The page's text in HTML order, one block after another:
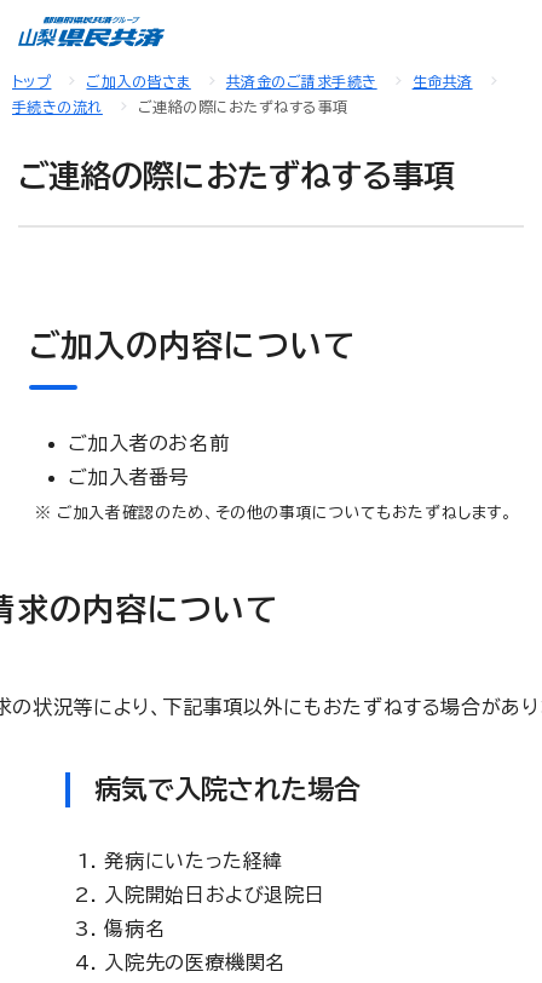
トップ ご加入の皆さま 共済金のご請求手続き
生命共済
手続きの流れ
ご連絡の際におたずねする事項
ご連絡の際におたずねする事項
ご加入の内容について
ご加入者のお名前
ご加入者番号
※ ご加入者確認のため、その他の事項についてもおたずねします。
求の内容について
の状況等により、下記事項以外にもおたずねする場合があり
病気で入院された場合
発病にいたった経緯
入院開始日および退院日
傷病名
入院先の医療機関名